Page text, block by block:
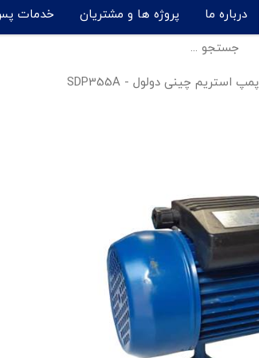
درباره ما پروژه ها و مشتریان خدمات
پمپ استریم چینی دولول - SDP355A